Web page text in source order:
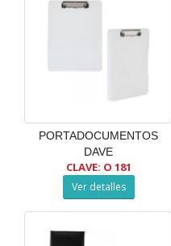
PORTADOCUMENTOS
DAVE
CLAVE: O 181
Ver detalles